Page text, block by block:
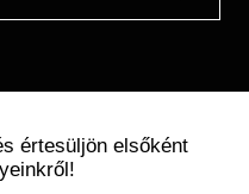
értesüljön elsőként